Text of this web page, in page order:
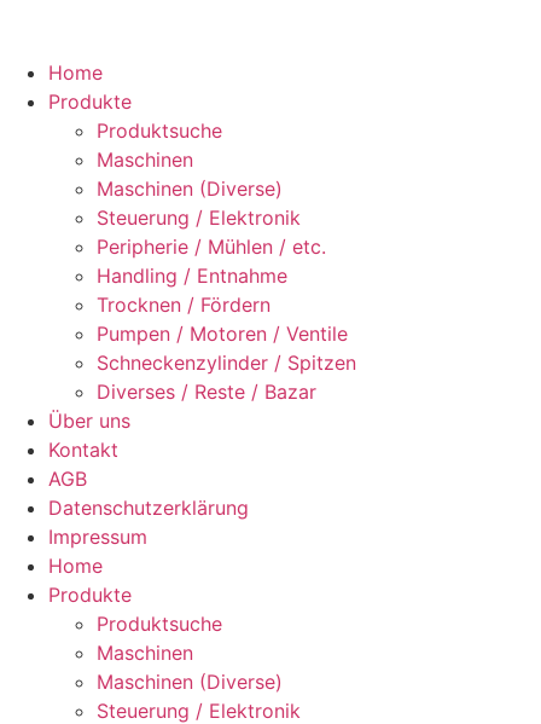
Home
Produkte
Produktsuche
Maschinen
Maschinen (Diverse)
Steuerung / Elektronik
Peripherie / Mühlen / etc.
Handling / Entnahme
Trocknen / Fördern
Pumpen / Motoren / Ventile
Schneckenzylinder / Spitzen
Diverses / Reste / Bazar
Über uns
Kontakt
AGB
Datenschutzerklärung
Impressum
Home
Produkte
Produktsuche
Maschinen
Maschinen (Diverse)
Steuerung / Elektronik